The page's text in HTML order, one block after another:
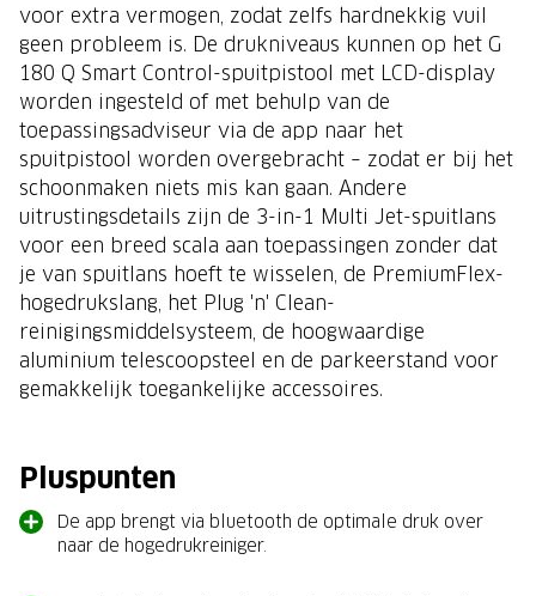
voor extra vermogen, zodat zelfs hardnekkig vuil
geen probleem is. De drukniveaus kunnen op het G
180 Q Smart Control-spuitpistool met LCD-display
worden ingesteld of met behulp van de
toepassingsadviseur via de app naar het
spuitpistool worden overgebracht – zodat er bij het
schoonmaken niets mis kan gaan. Andere
uitrustingsdetails zijn de 3-in-1 Multi Jet-spuitlans
voor een breed scala aan toepassingen zonder dat
je van spuitlans hoeft te wisselen, de PremiumFlex-
hogedrukslang, het Plug 'n' Clean-
reinigingsmiddelsysteem, de hoogwaardige
aluminium telescoopsteel en de parkeerstand voor
gemakkelijk toegankelijke accessoires.
Pluspunten
De app brengt via bluetooth de optimale druk over
naar de hogedrukreiniger.